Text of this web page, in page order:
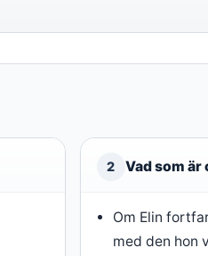
2 Vad som är
Om Elin
med den hon